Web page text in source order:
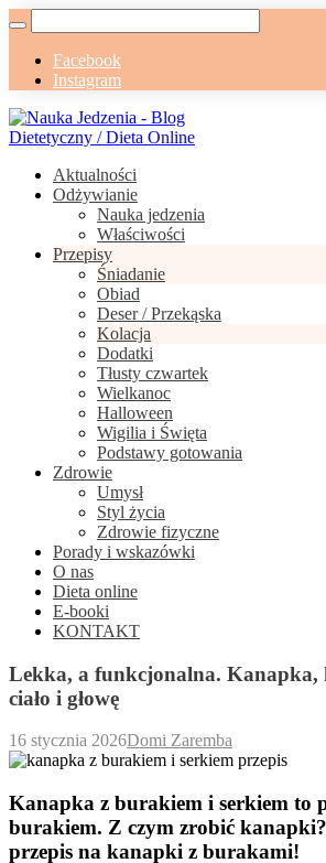
Facebook
Instagram
Aktualności
Odżywianie
Nauka jedzenia
Właściwości
Przepisy
Śniadanie
Obiad
Deser / Przekąska
Kolacja
Dodatki
Tłusty czwartek
Wielkanoc
Halloween
Wigilia i Święta
Podstawy gotowania
Zdrowie
Umysł
Styl życia
Zdrowie fizyczne
Porady i wskazówki
O nas
Dieta online
E-booki
KONTAKT
Lekka, a funkcjonalna. Kanapka,
ciało i głowę
16 stycznia 2026Domi Zaremba
Kanapka z burakiem i serkiem to
burakiem. Z czym zrobić
przepis na kanapki z burakami!